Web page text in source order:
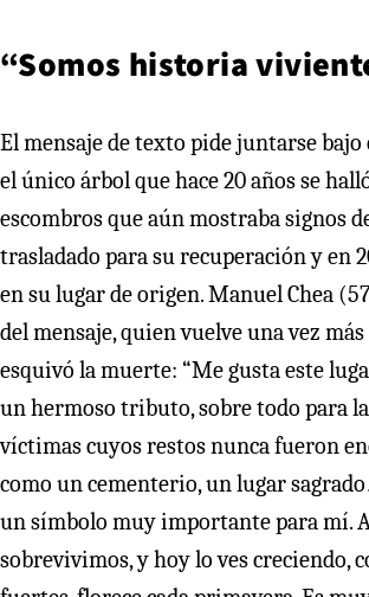
“Somos historia
El mensaje de texto pide juntarse bajo
el único árbol que hace 20 años se
escombros que aún mostraba signos
trasladado para su recuperación y en
en su lugar de origen. Manuel Chea
del mensaje, quien vuelve una vez
esquivó la muerte: “Me gusta este
un hermoso tributo, sobre todo para
víctimas cuyos restos nunca fueron
como un cementerio, un lugar
un símbolo muy importante para mí.
sobrevivimos, y hoy lo ves creciendo,